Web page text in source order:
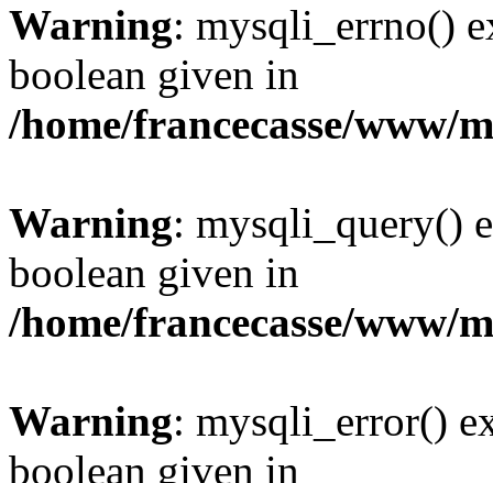
Warning: mysqli_errno()
boolean given in
/home/francecasse/www/
Warning: mysqli_query()
boolean given in
/home/francecasse/www/
Warning: mysqli_error()
boolean given in